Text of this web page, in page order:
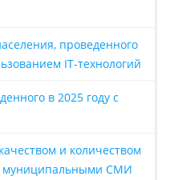
проведенного
IT-технологий
в 2025 году с
и количеством
муниципальными СМИ